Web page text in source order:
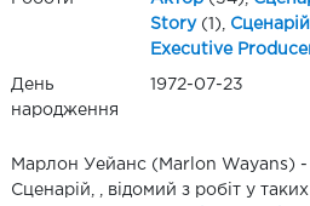
Story(1), Сценарій
Executive
День
народження
1972-07-23
Марлон Уейанс (Marlon Wayans) -
Сценарій, , відомий з робіт у